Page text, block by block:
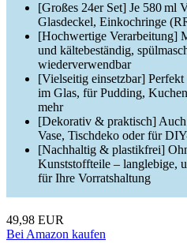
[Großes 24er Set] Je 580 ml
Glasdeckel, Einkochringe
[Hochwertige Verarbeitung]
und kältebeständig,
wiederverwendbar
[Vielseitig einsetzbar]
im Glas, für Pudding,
mehr
[Dekorativ & praktisch]
Vase, Tischdeko oder für
[Nachhaltig & plastikfrei]
Kunststoffteile – langlebige,
für Ihre Vorratshaltung
49,98 EUR
Bei Amazon kaufen